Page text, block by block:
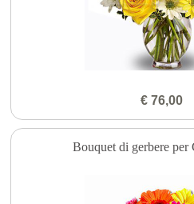
€ 76,00
Bouquet di gerbere per